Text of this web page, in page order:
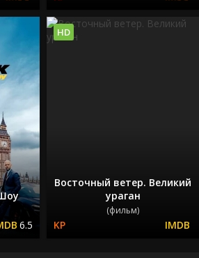
6.5
Восточный ветер. Великий
ураган
(фильм)
HD